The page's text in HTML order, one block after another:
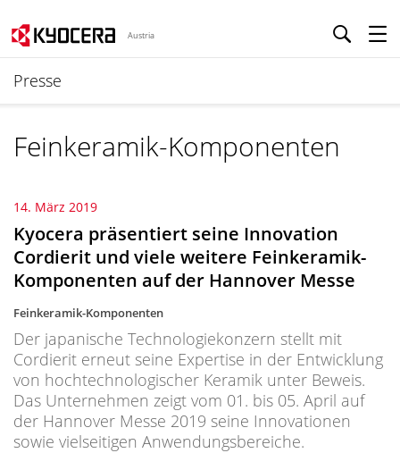
Austria
Presse
Feinkeramik-Komponenten
14. März 2019
Kyocera präsentiert seine Innovation
Cordierit und viele weitere Feinkeramik-
Komponenten auf der Hannover Messe
Feinkeramik-Komponenten
Der japanische Technologiekonzern stellt mit
Cordierit erneut seine Expertise in der Entwicklung
von hochtechnologischer Keramik unter Beweis.
Das Unternehmen zeigt vom 01. bis 05. April auf
der Hannover Messe 2019 seine Innovationen
sowie vielseitigen Anwendungsbereiche.